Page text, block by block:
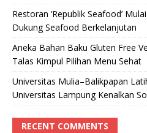
Restoran ‘Republik Seafood’
Dukung Seafood Berkelanjutan
Aneka Bahan Baku Gluten Free
Talas Kimpul Pilihan Menu Sehat
Universitas Mulia–Balikpapan
Universitas Lampung Kenalkan
RECENT COMMENTS